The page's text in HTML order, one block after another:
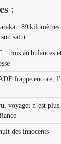
:
: 89 kilomètres
salut
: trois ambulances
frappe encore,
voyager n’est plus
des innocents